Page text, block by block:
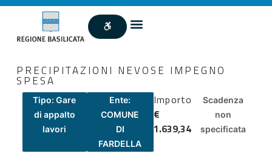
PRECIPITAZIONI NEVOSE IMPEGNO
SPESA
Tipo: Gare
di appalto
lavori
Ente:
COMUNE
DI
FARDELLA
Importo
€
1.639,34
Scadenza
non
specificata